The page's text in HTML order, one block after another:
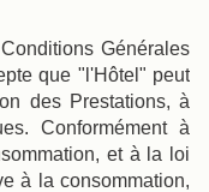
Générales
que "l'Hôtel" peut
des Prestations, à
Conformément à
et à la loi
à la consommation,